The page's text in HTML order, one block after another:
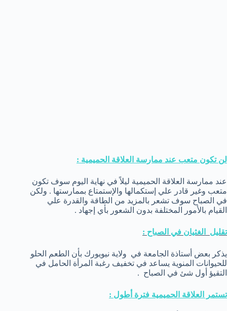
لن تكون متعب عند ممارسة العلاقة الحميمية :
عند ممارسة العلاقة الحميمية ليلاً في نهاية اليوم سوف تكون
متعب وغير قادر علي إستكمالها والإستمتاع بممارستها . ولكن
في الصباح سوف تشعر بالمزيد من الطاقة والقدرة علي
القيام بالأمور المختلفة بدون الشعور بأي إجهاد .
تقليل الغثيان في الصباح :
يذكر بعض أستاذة الجامعة في ولاية نيويورك بأن الطعم الحلو
للحيوانات المنوية يساعد في تخفيف رغبة المرأة الحامل في
التقيؤ أول شئ في الصباح .
تستمر العلاقة الحميمية فترة أطول :